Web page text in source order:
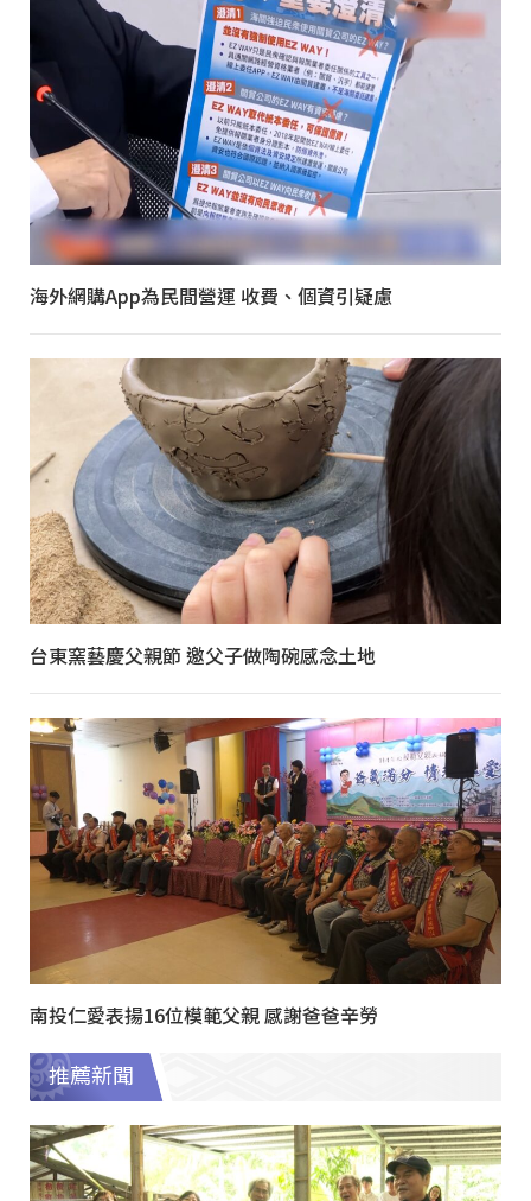
海外網購App為民間營運 收費、個資引疑慮
台東窯藝慶父親節 邀父子做陶碗感念土地
南投仁愛表揚16位模範父親 感謝爸爸辛勞
推薦新聞